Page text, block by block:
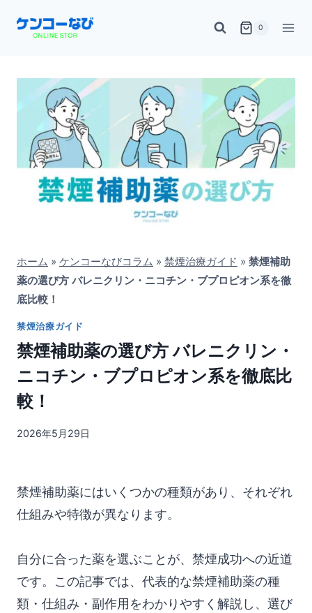
0
ホーム » ケンコーなびコラム » 禁煙治療ガイド » 禁煙補助
薬の選び方 バレニクリン・ニコチン・ブプロピオン系を徹
底比較！
禁煙治療ガイド
禁煙補助薬の選び方 バレニクリン・
ニコチン・ブプロピオン系を徹底比
較！
2026年5月29日
禁煙補助薬にはいくつかの種類があり、それぞれ
仕組みや特徴が異なります。
自分に合った薬を選ぶことが、禁煙成功への近道
です。この記事では、代表的な禁煙補助薬の種
類・仕組み・副作用をわかりやすく解説し、選び